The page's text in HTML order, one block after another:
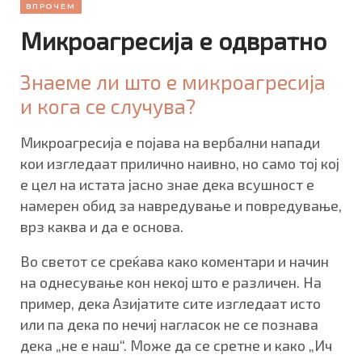
ВПРОЧЕМ
Микроагресија е одвратно
Знаеме ли што е микроагресија
и кога се случува?
Микроагресија е појава на вербални напади
кои изгледаат прилично наивно, но само тој кој
е цел на истата јасно знае дека всушност е
намерен обид за навредување и повредување,
врз каква и да е основа.
Во светот се среќава како коментари и начин
на однесување кон некој што е различен. На
пример, дека Азијатите сите изгледаат исто
или па дека по нечиј нагласок не се познава
дека „не е наш“. Може да се сретне и како „Ич